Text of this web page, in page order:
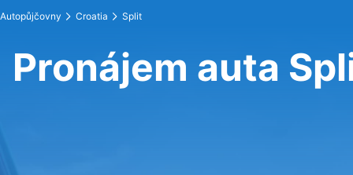
Autopůjčovny Croatia Split
Pronájem auta